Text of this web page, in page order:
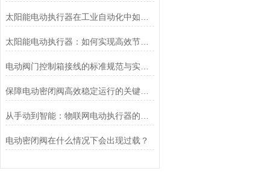
太阳能电动执行器：如何实现高效节能的自动化控制？
保障电动密闭阀高效稳定运行的关键举措
电动密闭阀在什么情况下会出现过载？